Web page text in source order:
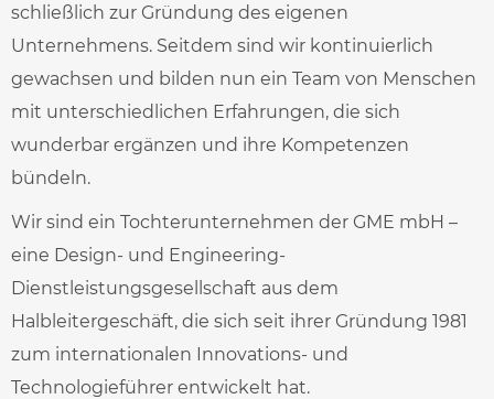
schließlich zur Gründung des eigenen
Unternehmens. Seitdem sind wir kontinuierlich
gewachsen und bilden nun ein Team von Menschen
mit unterschiedlichen Erfahrungen, die sich
wunderbar ergänzen und ihre Kompetenzen
bündeln.
Wir sind ein Tochterunternehmen der GME mbH –
eine Design- und Engineering-
Dienstleistungsgesellschaft aus dem
Halbleitergeschäft, die sich seit ihrer Gründung 1981
zum internationalen Innovations- und
Technologieführer entwickelt hat.